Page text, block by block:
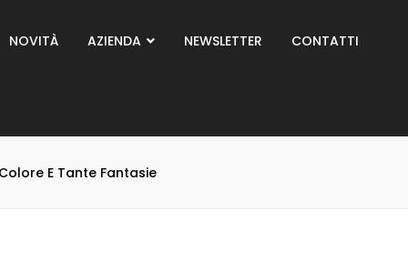
NOVITÀ AZIENDA NEWSLETTER CONTATTI
E Tante Fantasie